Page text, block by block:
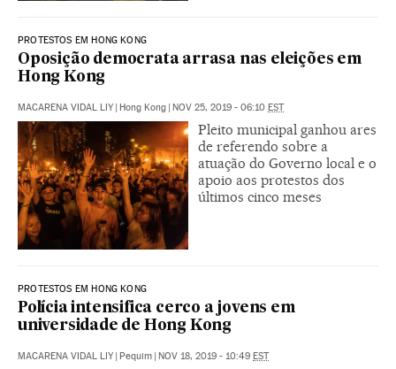
PROTESTOS EM HONG KONG
Oposição democrata arrasa nas eleições em
Hong Kong
MACARENA VIDAL LIY Hong Kong NOV 25, 2019 - 06:10 EST
Pleito municipal ganhou ares
de referendo sobre a
atuação do Governo local e o
apoio aos protestos dos
últimos cinco meses
PROTESTOS EM HONG KONG
Polícia intensifica cerco a jovens em
universidade de Hong Kong
MACARENA VIDAL LIY | Pequim | NOV 18, 2019 - 10:49 EST